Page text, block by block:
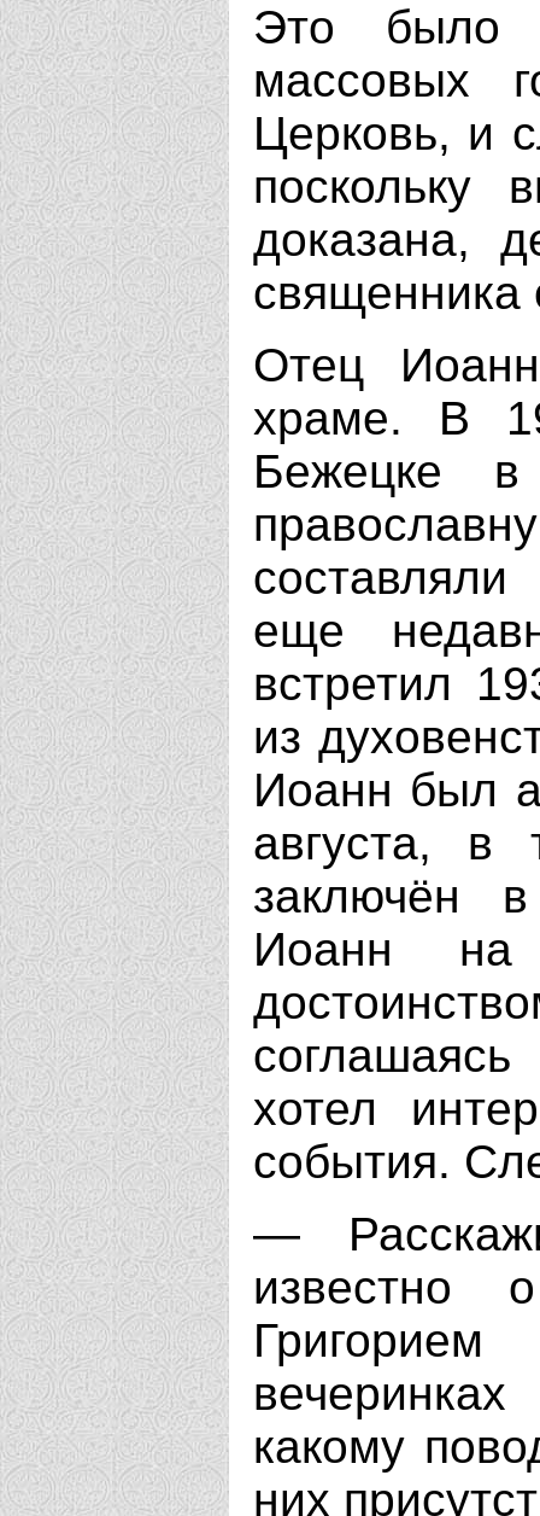
Это было
массовых
Церковь, и
поскольку
доказана,
священника
Отец
храме. В
Бежецке в
еще
встретил
из
Иоанн был
августа,
заключён
Иоанн на
хотел
события.
—
известно
какому
них